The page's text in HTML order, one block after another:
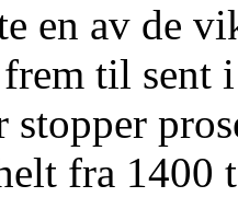
en av de
til sent
stopper
fra 1400